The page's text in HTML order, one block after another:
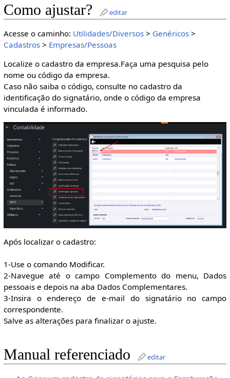
Como ajustar? editar
Acesse o caminho: Utilidades/Diversos> Genéricos>
Cadastros> Empresas/Pessoas
Localize o cadastro da empresa.Faça uma pesquisa pelo
nome ou código da empresa.
Caso não saiba o código, consulte no cadastro da
identificação do signatário, onde o código da empresa
vinculada é informado.
Após localizar o cadastro:
1-Use o comando Modificar.
2-Navegue até o campo Complemento do menu, Dados
pessoais e depois na aba Dados Complementares.
3-Insira o endereço de e-mail do signatário no campo
correspondente.
Salve as alterações para finalizar o ajuste.
Manual referenciado editar